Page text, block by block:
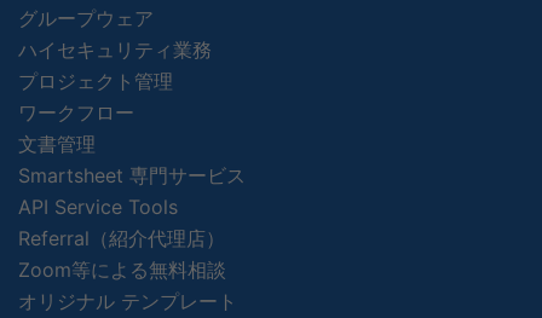
グループウェア
ハイセキュリティ業務
プロジェクト管理
ワークフロー
文書管理
Smartsheet 専門サービス
API Service Tools
Referral（紹介代理店）
Zoom等による無料相談
オリジナル テンプレート